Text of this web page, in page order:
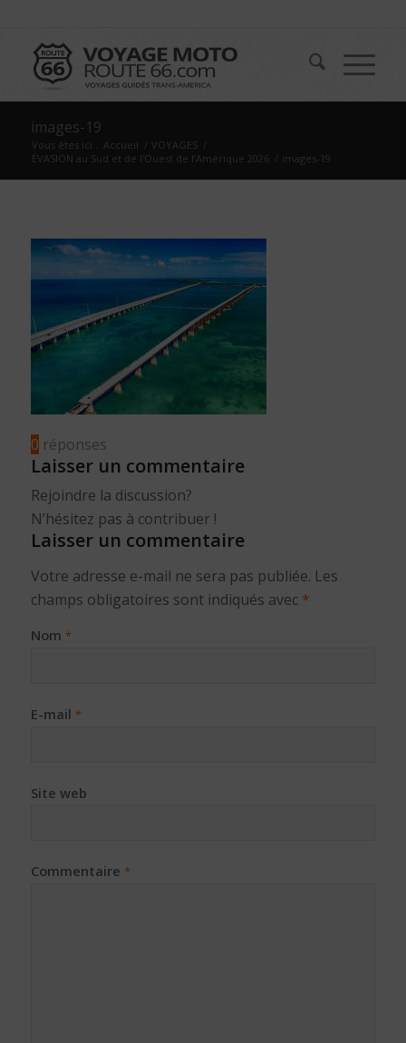
images-19
Vous êtes ici : Accueil / VOYAGES /
ÉVASION au Sud et de l’Ouest de l’Amérique 2026 / images-19
0 réponses
Laisser un commentaire
Rejoindre la discussion?
N’hésitez pas à contribuer !
Laisser un commentaire
Votre adresse e-mail ne sera pas publiée. Les
champs obligatoires sont indiqués avec *
Nom *
E-mail *
Site web
Commentaire *